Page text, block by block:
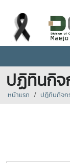
ปฏิทินกิจ
หน้าแรก ปฏิทินกิจก